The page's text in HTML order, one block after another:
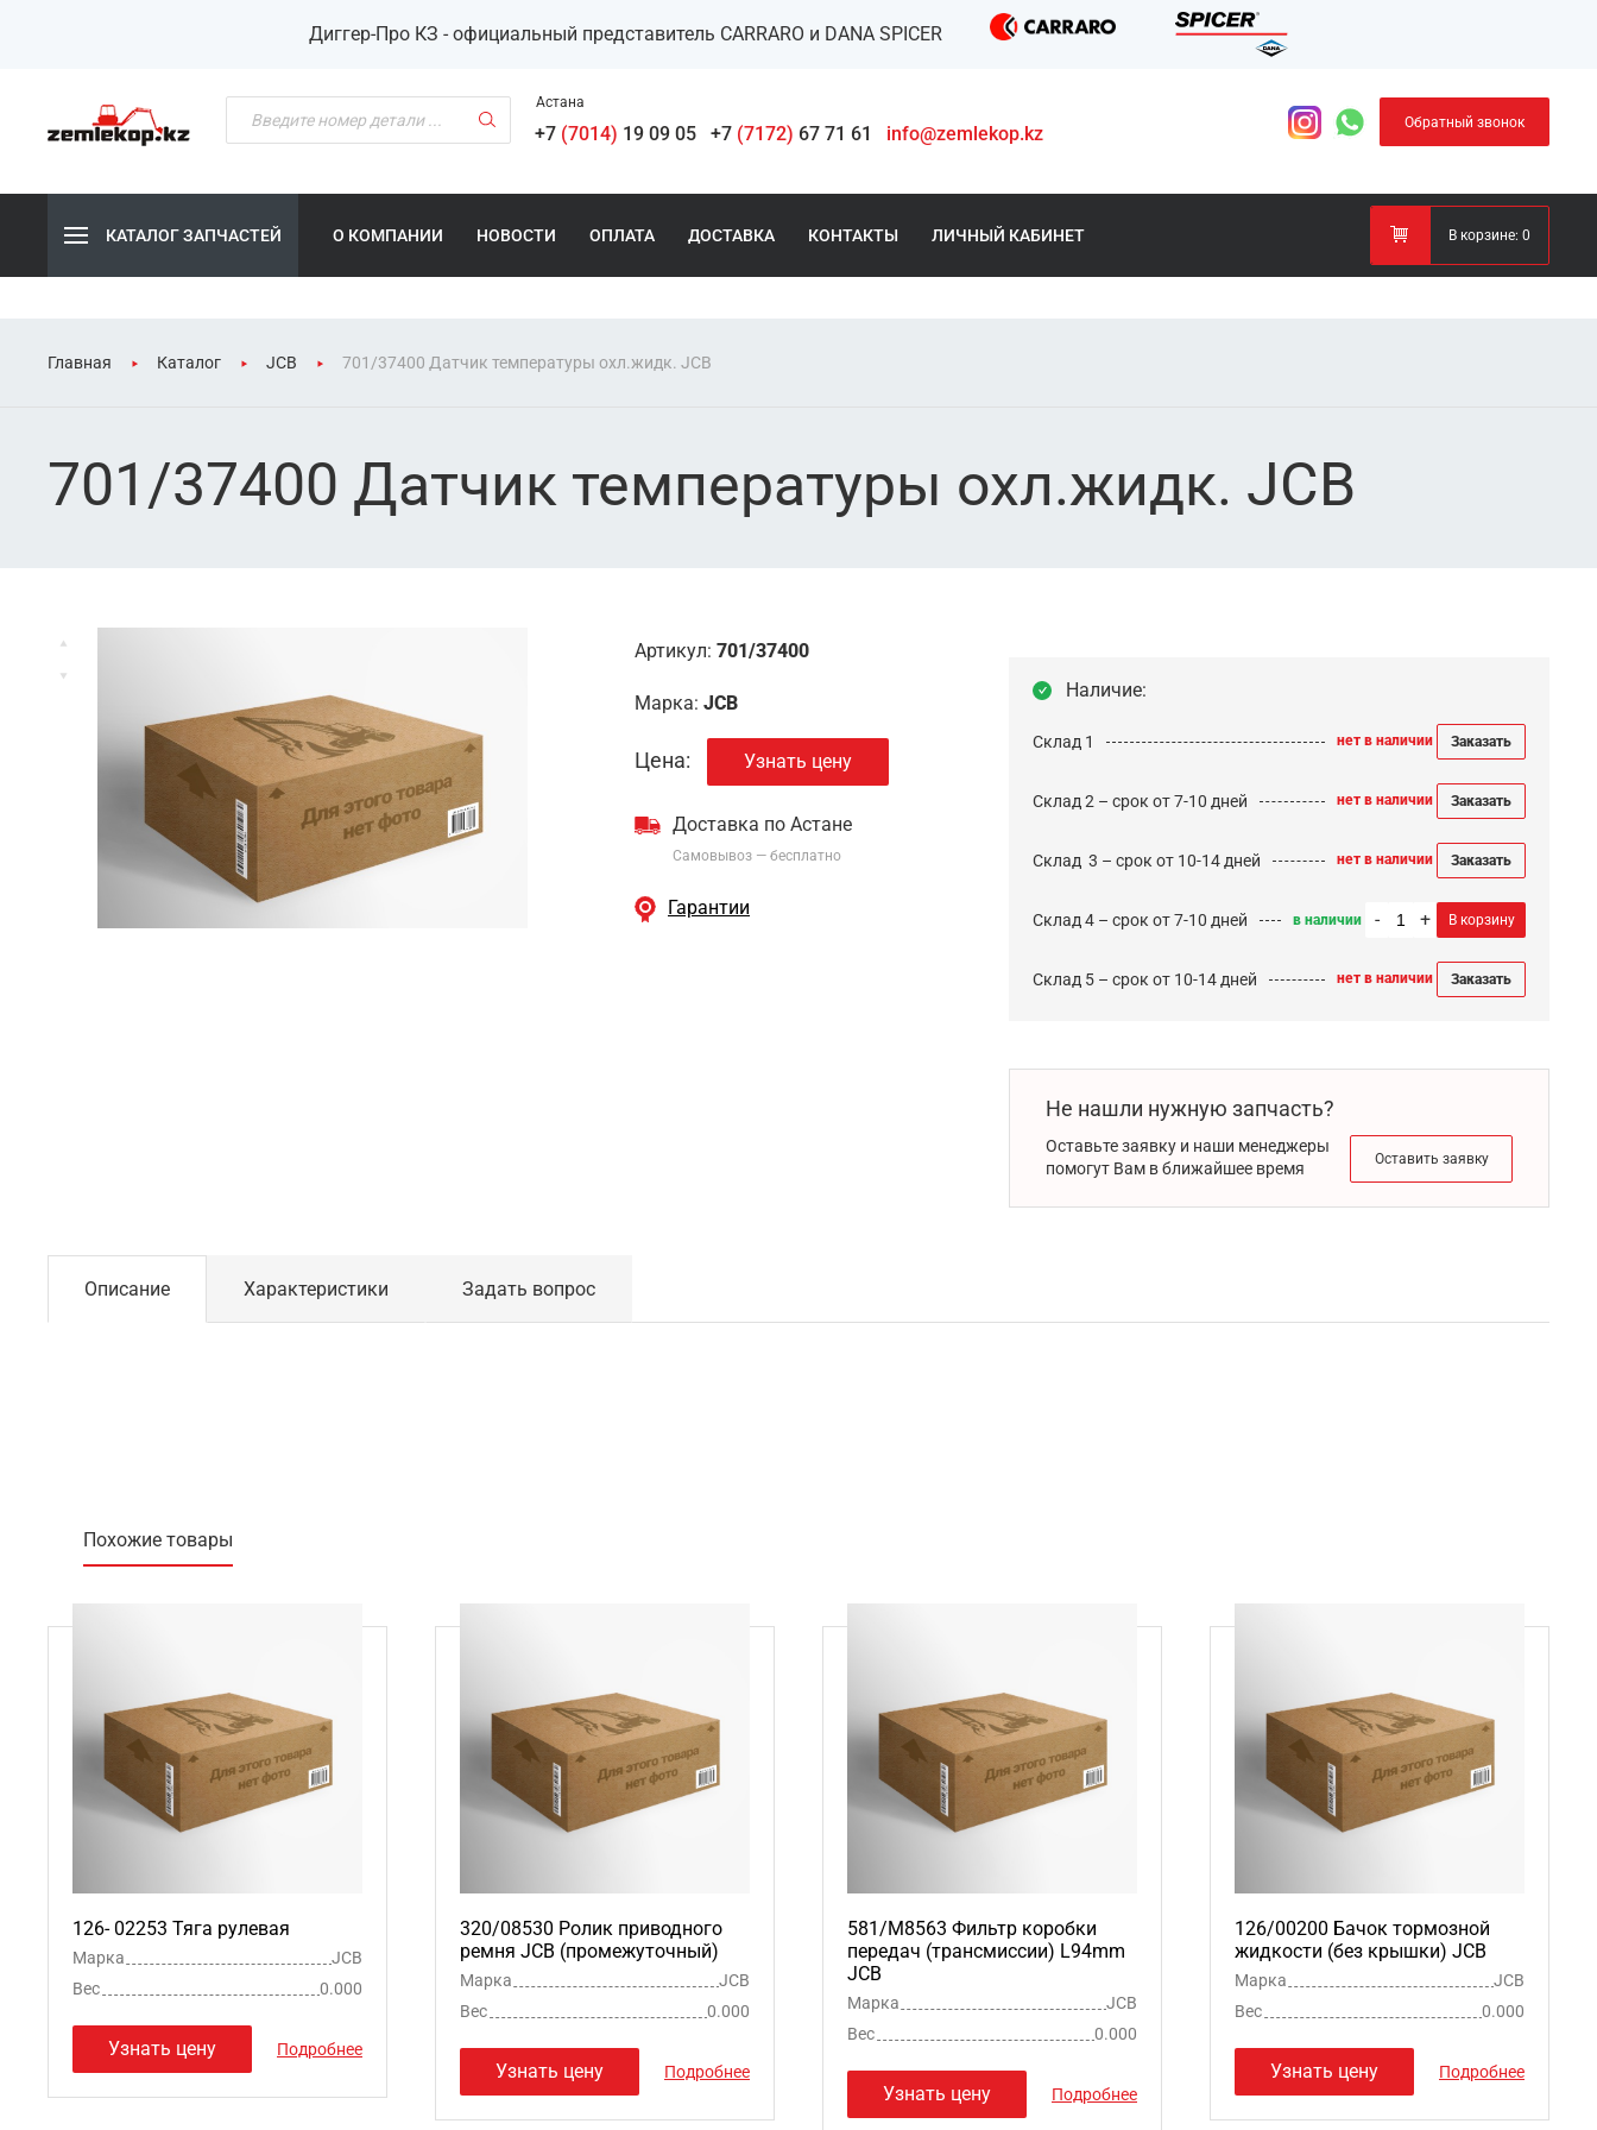
Диггер-Про КЗ - официальный представитель CARRARO и DANA SPICER
Астана
+7 (7014) 19 09 05 +7 (7172) 67 71 61 info@zemlekop.kz Обратный звонок
КАТАЛОГ ЗАПЧАСТЕЙ О КОМПАНИИ НОВОСТИ ОПЛАТА ДОСТАВКА КОНТАКТЫ ЛИЧНЫЙ КАБИНЕТ В корзине: 0
Главная Каталог JCB 701/37400 Датчик температуры охл.жидк. JCB
701/37400 Датчик температуры охл.жидк. JCB
Артикул: 701/37400
Марка: JCB
Цена: Узнать цену
Доставка по Астане
Самовывоз — бесплатно
Гарантии
Наличие:
Склад 1 нет в наличии Заказать
Склад 2 – срок от 7-10 дней нет в наличии Заказать
Cклад 3 – срок от 10-14 дней нет в наличии Заказать
Склад 4 – срок от 7-10 дней в наличии - + В корзину
Склад 5 – срок от 10-14 дней нет в наличии Заказать
Не нашли нужную запчасть?
Оставьте заявку и наши менеджеры
помогут Вам в ближайшее время
Оставить заявку
Описание Характеристики Задать вопрос
Похожие товары
126- 02253 Тяга рулевая
Марка
JCB
Вес
0.000
Узнать цену Подробнее
320/08530 Ролик приводного
ремня JCB (промежуточный)
Марка
JCB
Вес
0.000
Узнать цену Подробнее
581/M8563 Фильтр коробки
передач (трансмиссии) L94mm
JCB
Марка
JCB
Вес
0.000
Узнать цену Подробнее
126/00200 Бачок тормозной
жидкости (без крышки) JCB
Марка
JCB
Вес
0.000
Узнать цену Подробнее